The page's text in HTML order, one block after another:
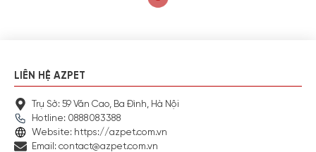
LIÊN HỆ AZPET
Trụ Sở: 59 Văn Cao, Ba Đình, Hà Nội
Hotline: 0888083388
Website: https://azpet.com.vn
Email: contact@azpet.com.vn